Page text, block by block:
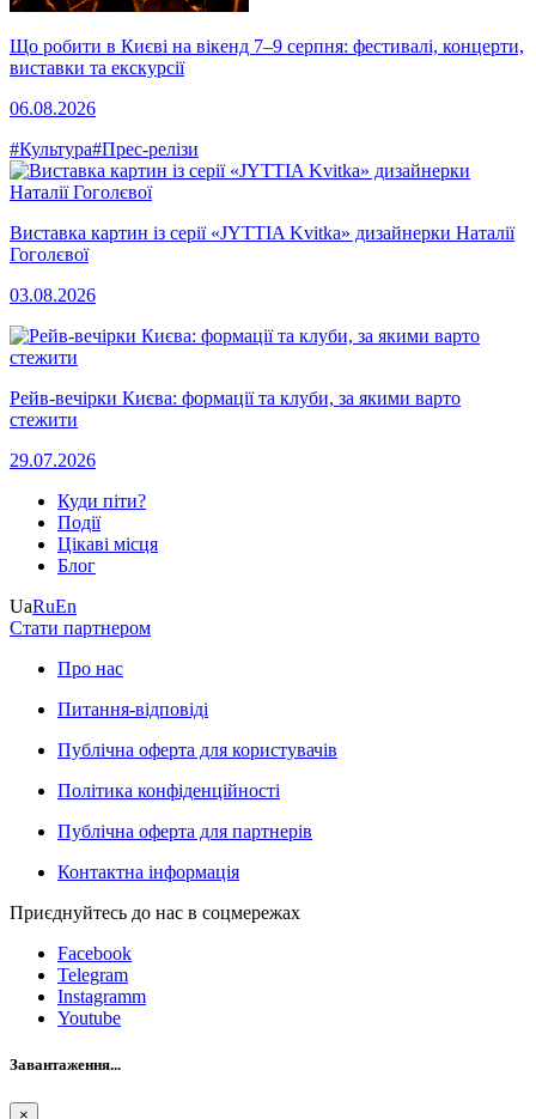
Що робити в Києві на вікенд 7–9 серпня: фестивалі, концерти,
виставки та екскурсії
06.08.2026
#Культура#Прес-релізи
Виставка картин із серії «JYTTIA Kvitka» дизайнерки Наталії
Гоголєвої
03.08.2026
Рейв-вечірки Києва: формації та клуби, за якими варто
стежити
29.07.2026
Куди піти?
Події
Цікаві місця
Блог
UaRuEn
Стати партнером
Про нас
Питання-відповіді
Публічна оферта для користувачів
Політика конфіденційності
Публічна оферта для партнерів
Контактна інформація
Приєднуйтесь до нас в соцмережах
Facebook
Telegram
Instagramm
Youtube
Завантаження...
×